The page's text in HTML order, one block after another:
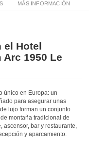
MÁS INFORMACIÓN
el Hotel
Arc 1950 Le
único en Europa: un
para asegurar unas
lujo forman un conjunto
montaña tradicional de
ascensor, bar y restaurante,
y aparcamiento.